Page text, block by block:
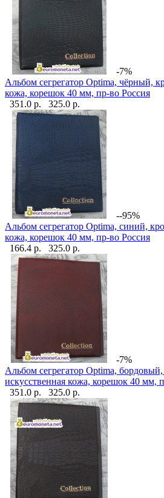
-7%
Альбом сегрегатор Optima, чёрный,
кожа, корешок 40 мм, пр-во Россия
351.0 р.
325.0 р.
--95%
Альбом сегрегатор Optima, синий,
кожа, корешок 40 мм, пр-во Россия
166.4 р.
325.0 р.
-7%
Альбом сегрегатор Optima,
искусственная кожа, корешок 40 мм,
351.0 р.
325.0 р.